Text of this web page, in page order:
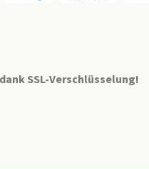
SSL-Verschlüsselung!